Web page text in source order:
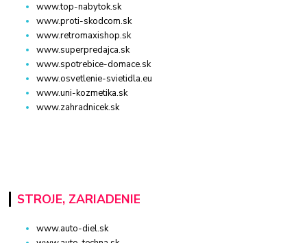
www.top-nabytok.sk
www.proti-skodcom.sk
www.retromaxishop.sk
www.superpredajca.sk
www.spotrebice-domace.sk
www.osvetlenie-svietidla.eu
www.uni-kozmetika.sk
www.zahradnicek.sk
STROJE, ZARIADENIE
www.auto-diel.sk